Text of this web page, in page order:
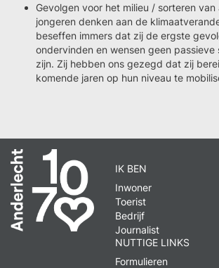
Gevolgen voor het milieu / sorteren
jongeren denken aan de
beseffen immers dat zij de ergste
ondervinden en wensen geen
zijn. Zij hebben ons gezegd dat zij
komende jaren op hun niveau te
IK BEN
Inwoner
Toerist
Bedrijf
Journalist
NUTTIGE LINKS
Formulieren